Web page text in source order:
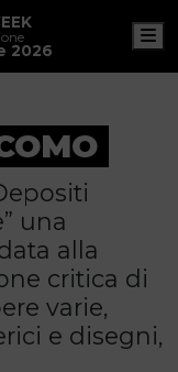
2026
una
alla
critica di
varie,
e disegni,